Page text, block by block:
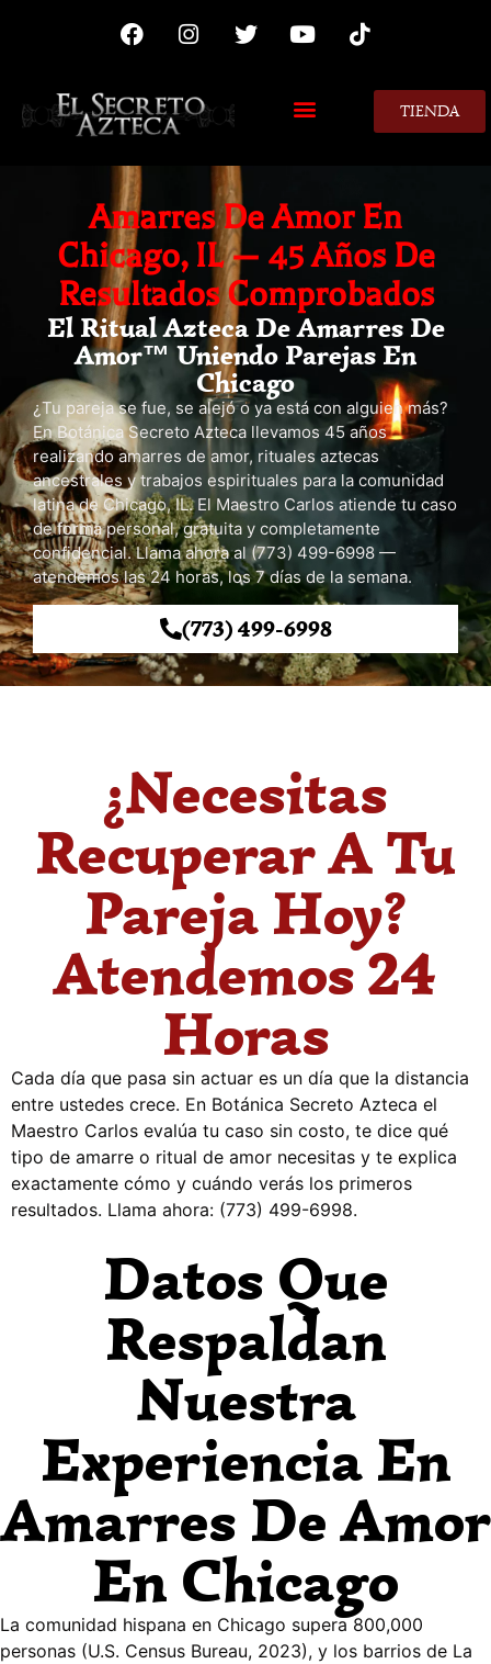
TIENDA
Amarres De Amor En
Chicago, IL — 45 Años De
Resultados Comprobados
El Ritual Azteca De Amarres De
Amor™ Uniendo Parejas En
Chicago
¿Tu pareja se fue, se alejó o ya está con alguien más?
En Botánica Secreto Azteca llevamos 45 años
realizando amarres de amor, rituales aztecas
ancestrales y trabajos espirituales para la comunidad
latina de Chicago, IL. El Maestro Carlos atiende tu caso
de forma personal, gratuita y completamente
confidencial. Llama ahora al (773) 499-6998 —
atendemos las 24 horas, los 7 días de la semana.
(773) 499-6998
¿Necesitas
Recuperar A Tu
Pareja Hoy?
Atendemos 24
Horas
Cada día que pasa sin actuar es un día que la distancia
entre ustedes crece. En Botánica Secreto Azteca el
Maestro Carlos evalúa tu caso sin costo, te dice qué
tipo de amarre o ritual de amor necesitas y te explica
exactamente cómo y cuándo verás los primeros
resultados. Llama ahora: (773) 499-6998.
Datos Que
Respaldan
Nuestra
Experiencia En
Amarres De Amor
En Chicago
La comunidad hispana en Chicago supera 800,000
personas (U.S. Census Bureau, 2023), y los barrios de La